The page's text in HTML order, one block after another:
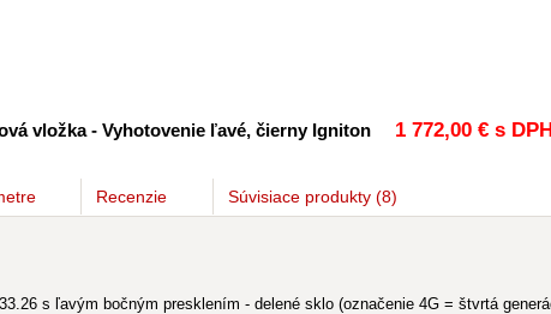
vložka - Vyhotovenie ľavé, čierny Igniton 1 772,00 € s
Recenzie Súvisiaceprodukty(8)
s ľavým bočným presklením - delené sklo (označenie 4G = štvrtá